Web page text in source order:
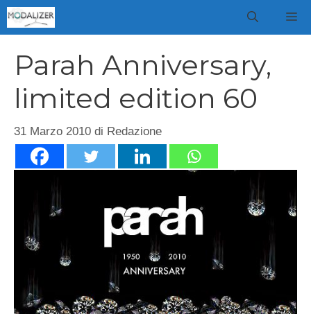
Vai
al
Parah Anniversary,
limited edition 60
31 Marzo 2010 di Redazione